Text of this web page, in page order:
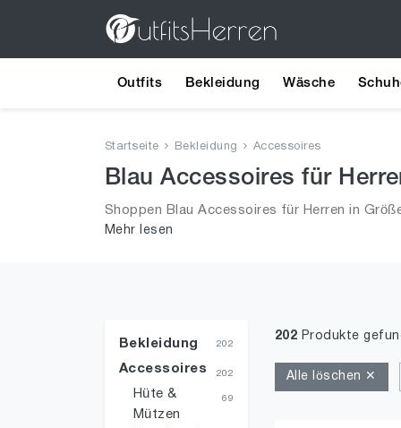
Outfits Bekleidung Wäsche
Startseite Bekleidung Accessoires
Blau Accessoires für
Shoppen Blau Accessoires für Herren in
alle Trends aus 2026 für Männer!
Mehr lesen
Bekleidung 202
Accessoires 202
Hüte &
Mützen
69
202 Produkte
Alle löschen ✕